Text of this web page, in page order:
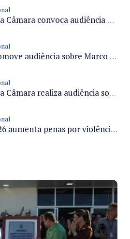
Comissão da Câmara convoca audiência para discutir misoginia nas escolas e universidades após divulgação de listas misóginas
Câmara promove audiência sobre Marco de Fomento à Economia Digital e impactos da inteligência artificial
Comissão da Câmara realiza audiência sobre apostas online para medir o tamanho do mercado ilegal
Lei 15.487/26 aumenta penas por violência sexual digital contra crianças e adolescentes e autoriza ronda virtual para investigação